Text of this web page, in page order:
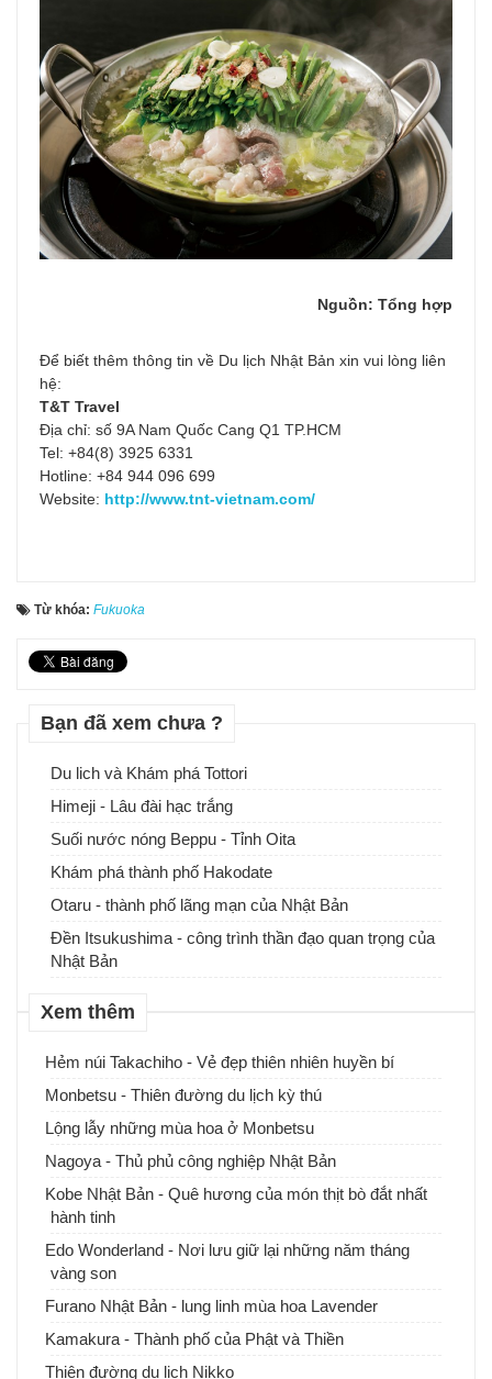
Nguồn: Tổng hợp
Để biết thêm thông tin về Du lịch Nhật Bản xin vui lòng liên
hệ:
T&T Travel
Địa chỉ: số 9A Nam Quốc Cang Q1 TP.HCM
Tel: +84(8) 3925 6331
Hotline: +84 944 096 699
Website: http://www.tnt-vietnam.com/
Từ khóa: Fukuoka
Bạn đã xem chưa ?
Du lich và Khám phá Tottori
Himeji - Lâu đài hạc trắng
Suối nước nóng Beppu - Tỉnh Oita
Khám phá thành phố Hakodate
Otaru - thành phố lãng mạn của Nhật Bản
Đền Itsukushima - công trình thần đạo quan trọng của
Nhật Bản
Xem thêm
Hẻm núi Takachiho - Vẻ đẹp thiên nhiên huyền bí
Monbetsu - Thiên đường du lịch kỳ thú
Lộng lẫy những mùa hoa ở Monbetsu
Nagoya - Thủ phủ công nghiệp Nhật Bản
Kobe Nhật Bản - Quê hương của món thịt bò đắt nhất
hành tinh
Edo Wonderland - Nơi lưu giữ lại những năm tháng
vàng son
Furano Nhật Bản - lung linh mùa hoa Lavender
Kamakura - Thành phố của Phật và Thiền
Thiên đường du lịch Nikko